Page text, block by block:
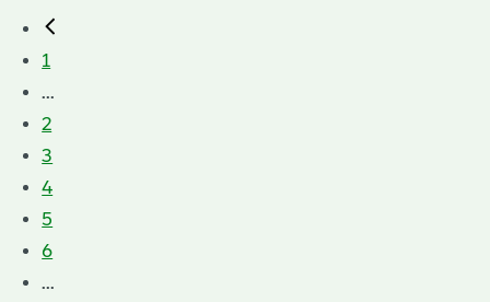
1
...
2
3
4
5
6
...